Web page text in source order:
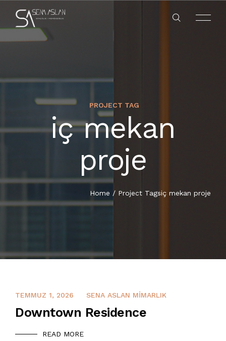
PROJECT TAG
iç mekan
proje
Home / Project Tagsiç mekan proje
TEMMUZ 1, 2026
TEMMUZ 1, 2026 SENA ASLAN MIMARLIK
Downtown Residence
READ MORE